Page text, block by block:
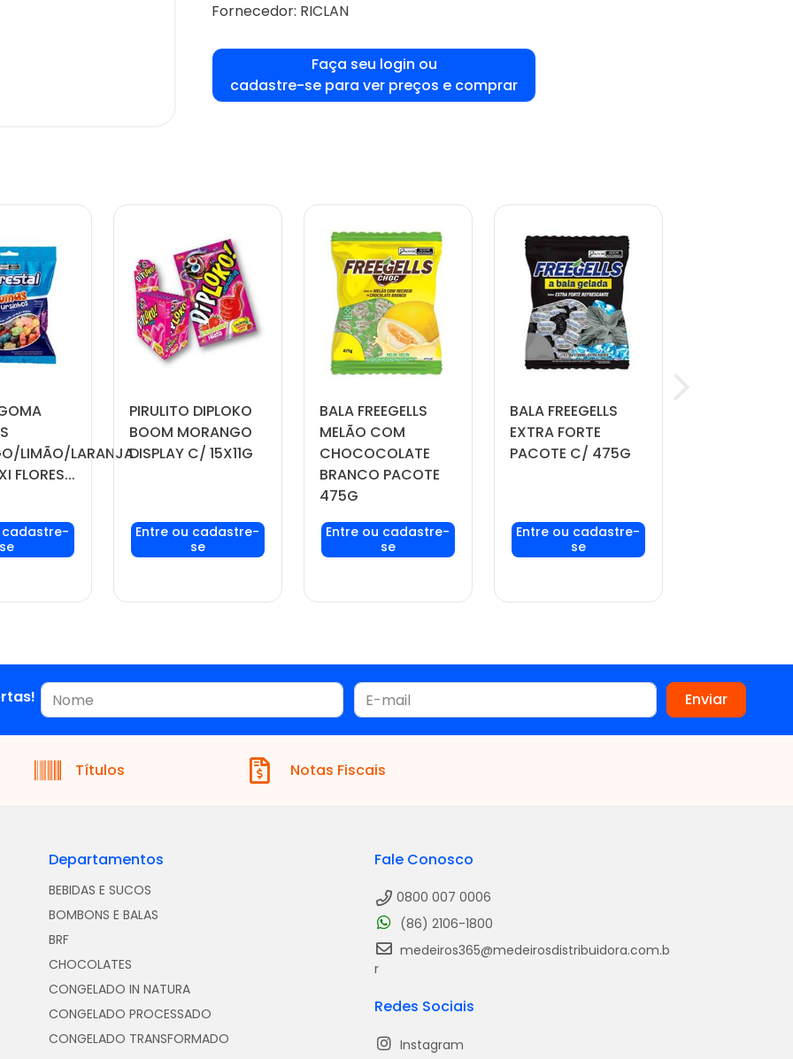
Fornecedor: RICLAN
Faça seu login ou
cadastre-se para ver preços e comprar
LIMÃO/LARANJA
FLORES...
login
ou
se
PIRULITO DIPLOKO
BOOM MORANGO
DISPLAY C/ 15X11G
Faça seu login
ou
cadastre-se
BALA FREEGELLS
MELÃO COM
CHOCOCOLATE
BRANCO PACOTE
475G
Faça seu login
ou
cadastre-se
BALA FREEGELLS
EXTRA FORTE
PACOTE C/ 475G
Faça seu login
ou
cadastre-se
Títulos Notas Fiscais
Departamentos
BEBIDAS E SUCOS
BOMBONS E BALAS
BRF
CHOCOLATES
CONGELADO IN NATURA
CONGELADO PROCESSADO
CONGELADO TRANSFORMADO
Fale Conosco
0800 007 0006
(86) 2106-1800
medeiros365@medeirosdistribuidora.com.b
r
Redes Sociais
Instagram